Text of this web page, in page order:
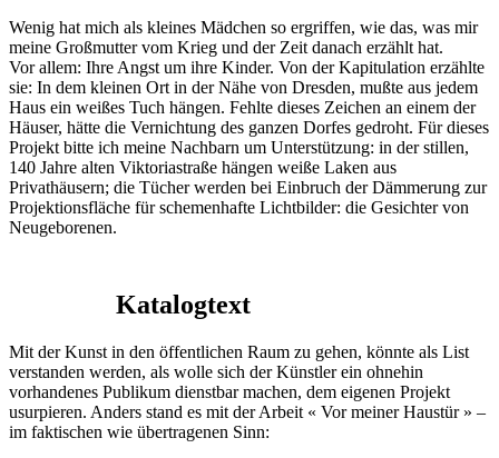
Wenig hat mich als kleines Mädchen so ergriffen, wie das, was mir
meine Großmutter vom Krieg und der Zeit danach erzählt hat.
Vor allem: Ihre Angst um ihre Kinder. Von der Kapitulation erzählte
sie: In dem kleinen Ort in der Nähe von Dresden, mußte aus jedem
Haus ein weißes Tuch hängen. Fehlte dieses Zeichen an einem der
Häuser, hätte die Vernichtung des ganzen Dorfes gedroht. Für dieses
Projekt bitte ich meine Nachbarn um Unterstützung: in der stillen,
140 Jahre alten Viktoriastraße hängen weiße Laken aus
Privathäusern; die Tücher werden bei Einbruch der Dämmerung zur
Projektionsfläche für schemenhafte Lichtbilder: die Gesichter von
Neugeborenen.
Katalogtext
Mit der Kunst in den öffentlichen Raum zu gehen, könnte als List
verstanden werden, als wolle sich der Künstler ein ohnehin
vorhandenes Publikum dienstbar machen, dem eigenen Projekt
usurpieren. Anders stand es mit der Arbeit « Vor meiner Haustür » –
im faktischen wie übertragenen Sinn: